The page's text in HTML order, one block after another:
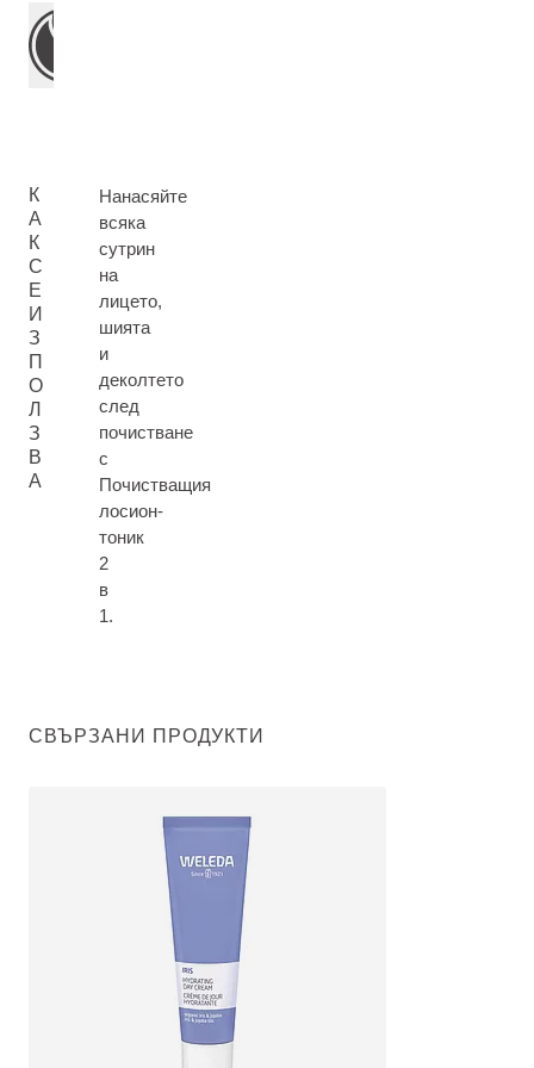
К
А
К
С
Е
И
З
П
О
Л
З
В
А
Нанасяйте
всяка
сутрин
на
лицето,
шията
и
деколтето
след
почистване
с
Почистващия
лосион-
тоник
2
в
1.
СВЪРЗАНИ ПРОДУКТИ